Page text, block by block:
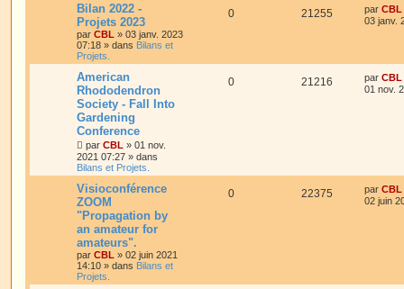
Bilan 2022 -
Projets 2023
par CBL » 03 janv. 2023
07:18 » dans Bilans et
Projets.
0 21255 par CBL
03 janv.
American
Rhododendron
Society - Fall Into
Gardening
Conference
par CBL » 01 nov.
2021 07:27 » dans
Bilans et Projets.
0 21216 par CBL
01 nov.
Visioconférence
ZOOM
"Propagation by
an amateur for
amateurs".
par CBL » 02 juin 2021
14:10 » dans Bilans et
Projets.
0 22375 par CBL
02 juin